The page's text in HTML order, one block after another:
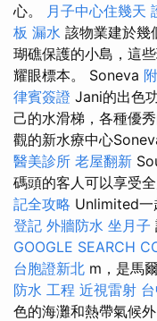
心。
月子中心住幾天
板 漏水 該物業建於幾
瑚礁保護的小島，這
耀眼標本。 Soneva
律賓簽證 Jani的出色
己的水滑梯，各種優
觀的新水療中心
醫美診所 老屋翻新
碼頭的客人可以享受
記全攻略 Unlimited一
登記 外牆防水 坐月子
GOOGLE SEARCH
台胞證新北 m，是馬
防水 工程 近視雷射
色的海灘和熱帶氣候